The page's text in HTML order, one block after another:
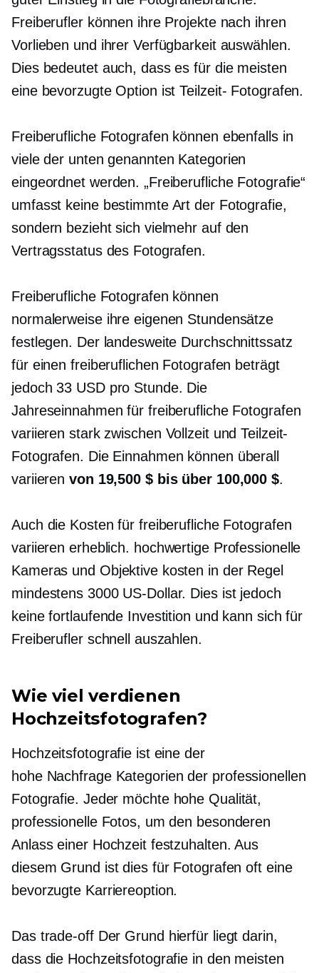
Freiberufler können ihre Projekte nach ihren
Vorlieben und ihrer Verfügbarkeit auswählen.
Dies bedeutet auch, dass es für die meisten
eine bevorzugte Option istTeilzeit- Fotografen.
Freiberufliche Fotografen können ebenfalls in
viele der unten genannten Kategorien
eingeordnet werden. „Freiberufliche Fotografie“
umfasst keine bestimmte Art der Fotografie,
sondern bezieht sich vielmehr auf den
Vertragsstatus des Fotografen.
Freiberufliche Fotografen können
normalerweise ihre eigenen Stundensätze
festlegen. Der landesweite Durchschnittssatz
für einen freiberuflichen Fotografen beträgt
jedoch 33 USD pro Stunde. Die
Jahreseinnahmen für freiberufliche Fotografen
variieren stark zwischen VollzeitundTeilzeit-
Fotografen. Die Einnahmen können überall
variierenvon 19,500 $ bis über 100,000 $.
Auch die Kosten für freiberufliche Fotografen
variieren erheblich. hochwertigeProfessionelle
Kameras und Objektive kosten in der Regel
mindestens 3000 US-Dollar. Dies ist jedoch
keine fortlaufende Investition und kann sich für
Freiberufler schnell auszahlen.
Wie viel verdienen
Hochzeitsfotografen?
Hochzeitsfotografie ist eine der
hohe NachfrageKategorien der professionellen
Fotografie. Jeder möchte hohe Qualität,
professionelle Fotos, um den besonderen
Anlass einer Hochzeit festzuhalten. Aus
diesem Grund ist dies für Fotografen oft eine
bevorzugte Karriereoption.
Das trade-offDer Grund hierfür liegt darin,
dass die Hochzeitsfotografie in den meisten